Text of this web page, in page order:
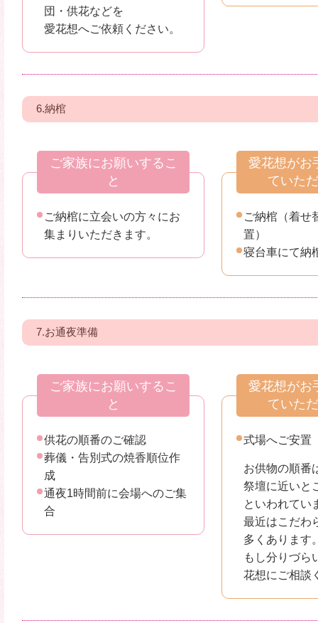
団・供花などを
愛花想へご依頼ください。
6.納棺
ご家族にお願いするこ
と
ご納棺に立会いの方々にお
集まりいただきます。
愛花想がお
ていた
ご納棺（着せ
置）
寝台車にて納
7.お通夜準備
ご家族にお願いするこ
と
供花の順番のご確認
葬儀・告別式の焼香順位作
成
通夜1時間前に会場へのご集
合
愛花想がお
ていた
式場へご安置
お供物の順番
祭壇に近いと
といわれてい
最近はこだわ
多くあります
もし分りづら
花想にご相談